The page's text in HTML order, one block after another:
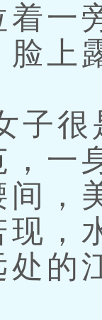
着一
脸上
很
，一
间，
现，
处的